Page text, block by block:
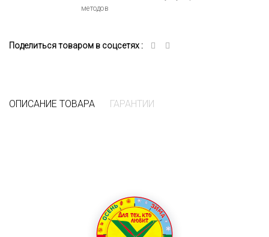
методов
Поделиться товаром в соцсетях :
ОПИСАНИЕ ТОВАРА ГАРАНТИИ